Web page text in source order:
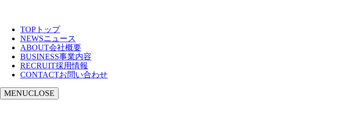
TOP トップ
NEWSニュース
ABOUT会社概要
BUSINESS事業内容
RECRUIT採用情報
CONTACTお問い合わせ
MENUCLOSE